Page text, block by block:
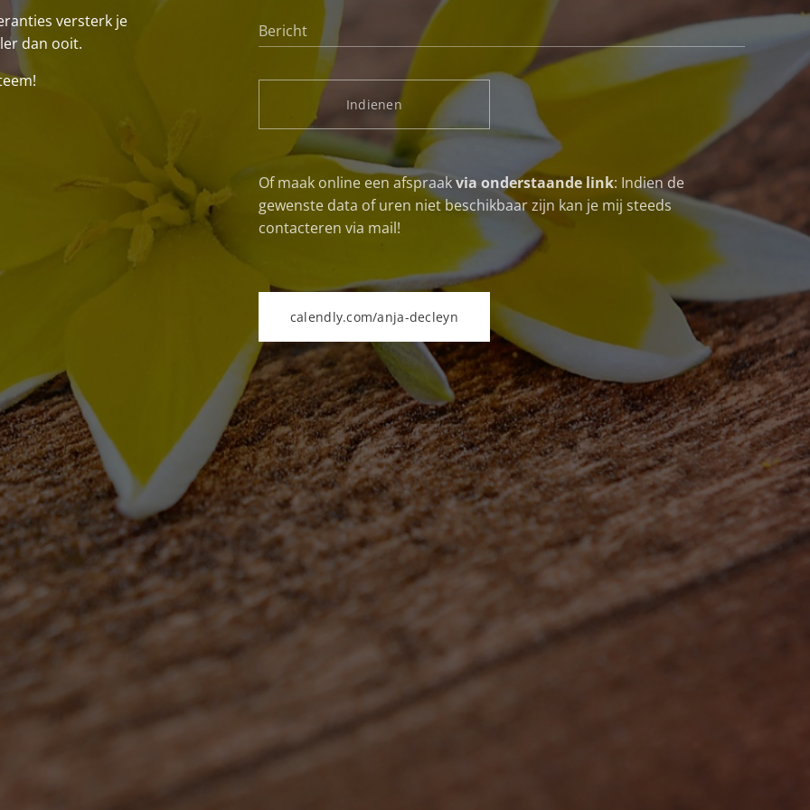
versterk je
dan ooit.
Bericht
Indienen
Of maak online een afspraakvia onderstaande link: Indien de
gewenste data of uren niet beschikbaar zijn kan je mij steeds
contacteren via mail!
calendly.com/anja-decleyn